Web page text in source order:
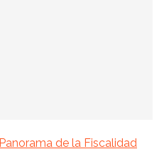
Panorama de la Fiscalidad